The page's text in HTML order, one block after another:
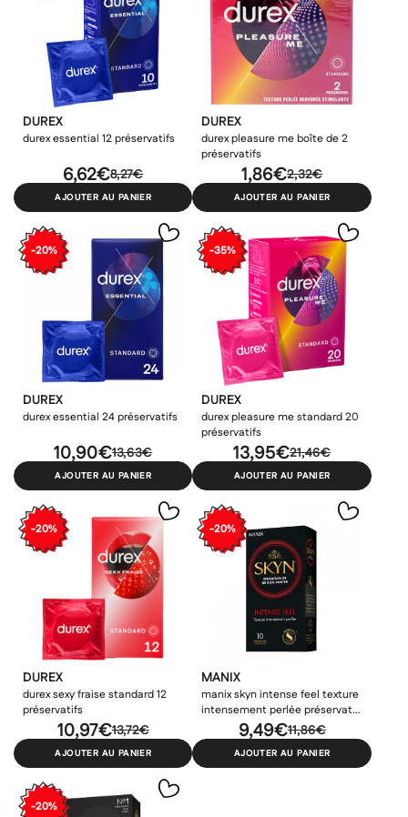
DUREX
durex essential 12 préservatifs
8,27€
6,62€
AJOUTER AU PANIER
DUREX
durex pleasure me boîte de 2
préservatifs
2,32€
1,86€
AJOUTER AU PANIER
-20%
DUREX
durex essential 24 préservatifs
13,63€
10,90€
AJOUTER AU PANIER
-35%
DUREX
durex pleasure me standard 20
préservatifs
21,46€
13,95€
AJOUTER AU PANIER
-20%
DUREX
durex sexy fraise standard 12
préservatifs
13,72€
10,97€
AJOUTER AU PANIER
-20%
MANIX
manix skyn intense feel texture
intensement perlée préservatif
boites 10
11,86€
9,49€
AJOUTER AU PANIER
-20%